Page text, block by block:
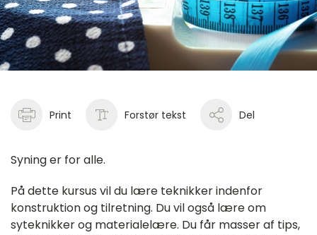
Print Forstør tekst Del
Syning er for alle.
På dette kursus vil du lære teknikker indenfor
konstruktion og tilretning. Du vil også lære om
syteknikker og materialelære. Du får masser af tips,